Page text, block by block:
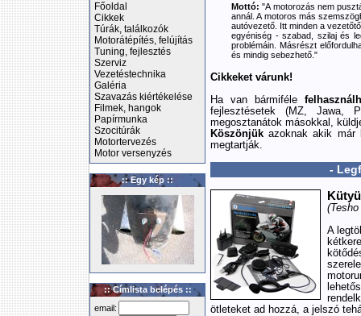
Főoldal
Cikkek
Túrák, találkozók
Motorátépítés, felújítás
Tuning, fejlesztés
Szerviz
Vezetéstechnika
Galéria
Szavazás kiértékelése
Filmek, hangok
Papírmunka
Szocitúrák
Motortervezés
Motor versenyzés
:: Egy kép ::
:: Címlista belépés ::
email:
Mottó: "A motorozás nem
annál. A motoros más
autóvezető. Itt minden a
egyéniség - szabad, szilaj és
problémáin. Másrészt
és mindig sebezhető."
Cikkeket várunk!
Ha van bármiféle
fejlesztésetek (MZ, Jawa,
megosztanátok másokkal,
Köszönjük azoknak akik már
megtartják.
-
(Tesho
A
ötleteket ad hozzá, a jelszó